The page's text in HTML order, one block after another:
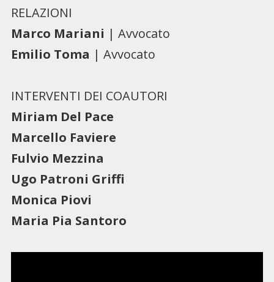
RELAZIONI
Marco Mariani | Avvocato
Emilio Toma | Avvocato
INTERVENTI DEI COAUTORI
Miriam Del Pace
Marcello Faviere
Fulvio Mezzina
Ugo Patroni Griffi
Monica Piovi
Maria Pia Santoro